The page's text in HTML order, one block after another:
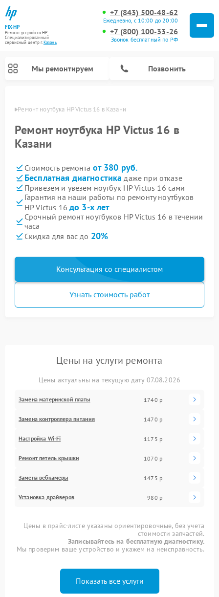
FIX-HP
Ремонт устройств HP
Специализированный
cервисный центр г.Казань
+7 (843) 500-48-62
Ежедневно, с 10:00 до 20:00
+7 (800) 100-33-26
Звонок бесплатный по РФ
Мы ремонтируем Позвонить
Ремонт ноутбука HP Victus 16 в Казани
Ремонт ноутбука HP Victus 16 в
Казани
Стоимость ремонта от 380 руб.
Бесплатная диагностика даже при отказе
Привезем и увезем ноутбук HP Victus 16 сами
Гарантия на наши работы по ремонту ноутбуков
HP Victus 16 до 3-х лет
Срочный ремонт ноутбуков HP Victus 16 в течении
часа
Скидка для вас до 20%
Консультация со специалистом
Узнать стоимость работ
Цены на услуги ремонта
Цены актуальны на текущую дату 07.08.2026
Замена материнской платы 1740 р
Замена контроллера питания 1470 р
Настройка Wi-Fi 1175 р
Ремонт петель крышки 1070 р
Замена вебкамеры 1475 р
Установка драйверов 980 р
Цены в прайс-листе указаны ориентировочные, без учета
стоимости запчастей.
Записывайтесь на бесплатную диагностику.
Мы проверим ваше устройство и укажем на неисправность.
Показать все услуги